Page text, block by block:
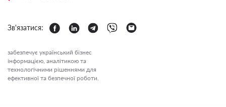
Зв'язатися:
забезпечує український бізнес
інформацією, аналітикою та
технологічними рішеннями для
ефективної та безпечної роботи.